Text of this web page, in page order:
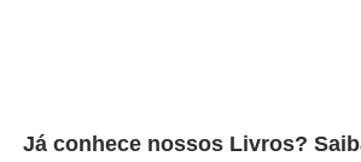
Já conhece nossos Livros?